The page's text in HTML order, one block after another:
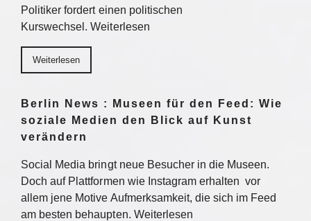
Politiker fordert einen politischen
Kurswechsel. Weiterlesen
Weiterlesen
Berlin News : Museen für den Feed: Wie
soziale Medien den Blick auf Kunst
verändern
Social Media bringt neue Besucher in die Museen.
Doch auf Plattformen wie Instagram erhalten vor
allem jene Motive Aufmerksamkeit, die sich im Feed
am besten behaupten. Weiterlesen